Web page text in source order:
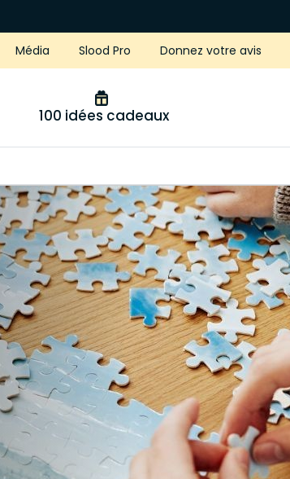
Média Slood Pro Donnez votre avis
100 idées cadeaux